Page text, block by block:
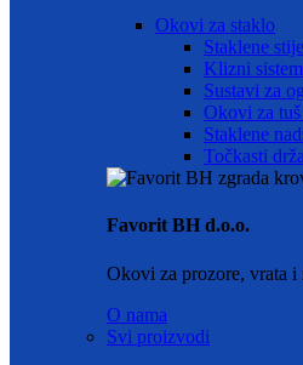
Okovi za staklo
Staklene
Klizni
Sustavi za
Okovi za
Staklene
Točkasti
Favorit BH d.o.o.
Okovi za prozore, vrata i
O nama
Svi proizvodi